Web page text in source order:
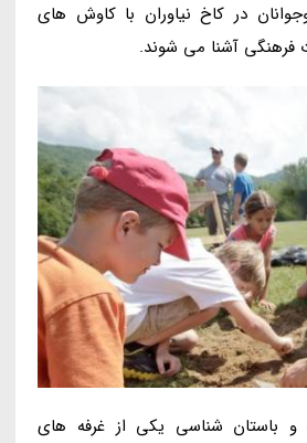
در کاخ نیاوران با کاوش های
فرهنگی آشنا می شوند.
و باستان شناسی یکی از غرفه های